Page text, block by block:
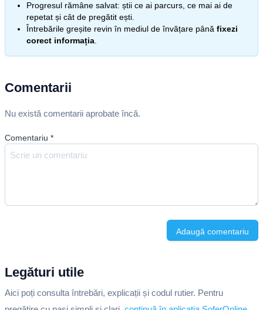
Progresul rămâne salvat: știi ce ai parcurs, ce mai ai de
repetat și cât de pregătit ești.
Întrebările greșite revin în mediul de învățare până fixezi
corect informația
Comentarii
Nu există comentarii aprobate încă.
Comentariu *
Adaugă comentariu
Legături utile
Aici poți consulta întrebări, explicații și codul rutier. Pentru